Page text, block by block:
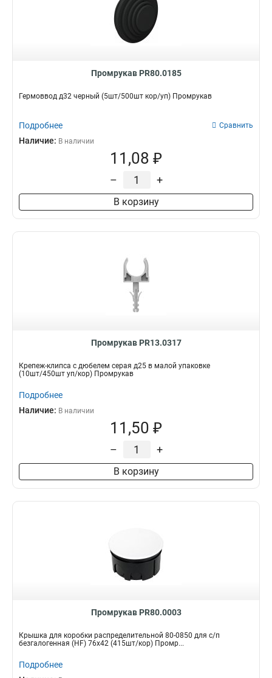
Промрукав PR80.0185
Гермоввод д32 черный (5шт/500шт кор/уп) Промрукав
Подробнее Сравнить
Наличие: В наличии
11,08 ₽
– +
В корзину
Промрукав PR13.0317
Крепеж-клипса с дюбелем серая д25 в малой упаковке
(10шт/450шт уп/кор) Промрукав
Подробнее
Наличие: В наличии
11,50 ₽
– +
В корзину
Промрукав PR80.0003
Крышка для коробки распределительной 80-0850 для с/п
безгалогенная (HF) 76х42 (415шт/кор) Промр...
Подробнее